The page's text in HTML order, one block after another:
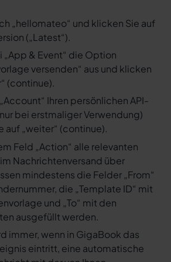
„hellomateo“ und klicken Sie auf
(„Latest“).
„App & Event“ die Option
versenden“ aus und klicken
(continue).
Ihren persönlichen API-
bei erstmaliger Verwendung)
auf „weiter“ (continue).
Feld „Action“ alle relevanten
Nachrichtenversand über
mindestens die Felder „From“
die „Template ID“ mit
und „To“ mit den
ausgefüllt werden.
immer, wenn in GigaBook das
eintritt, eine automatische